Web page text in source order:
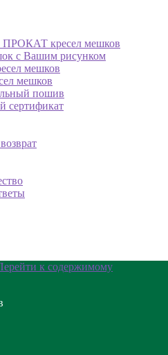
кресел мешков
с Вашим рисунком
мешков
мешков
пошив
сертификат
к содержимому